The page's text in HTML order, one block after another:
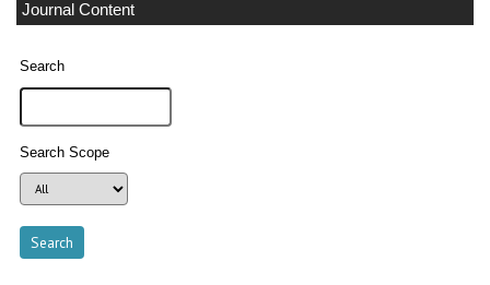
Journal Content
Search
Search Scope